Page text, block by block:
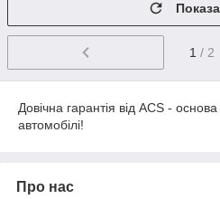
1 / 2
Довічна гарантія від ACS -
автомобілі!
Про нас